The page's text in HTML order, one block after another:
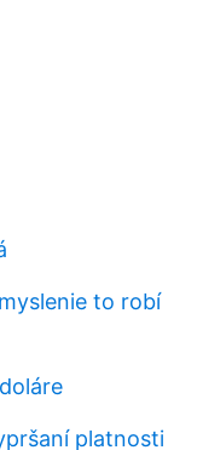
to robí
platnosti